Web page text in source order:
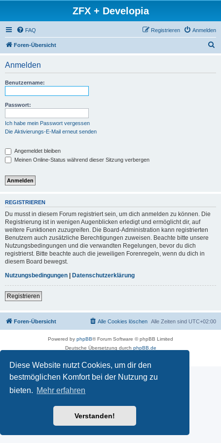
Diese Website nutzt Cookies, um dir den
bestmöglichen Komfort bei der Nutzung zu
bieten. Mehr erfahren
Verstanden!
ZFX + Developia
FAQ Anmelden
Registrieren
Foren-Übersicht
Anmelden
Benutzername:
Passwort:
Ich habe mein Passwort vergessen
Die Aktivierungs-E-Mail erneut senden
Angemeldet bleiben
Meinen Online-Status während dieser Sitzung verbergen
REGISTRIEREN
Du musst in diesem Forum registriert sein, um dich anmelden zu können. Die
Registrierung ist in wenigen Augenblicken erledigt und ermöglicht dir, auf
weitere Funktionen zuzugreifen. Die Board-Administration kann registrierten
Benutzern auch zusätzliche Berechtigungen zuweisen. Beachte bitte unsere
Nutzungsbedingungen und die verwandten Regelungen, bevor du dich
registrierst. Bitte beachte auch die jeweiligen Forenregeln, wenn du dich in
diesem Board bewegst.
Nutzungsbedingungen | Datenschutzerklärung
Registrieren
Foren-Übersicht Alle Zeiten sind UTC+02:00
Alle Cookies löschen
Powered by phpBB® Forum Software © phpBB Limited
Deutsche Übersetzung durch phpBB.de